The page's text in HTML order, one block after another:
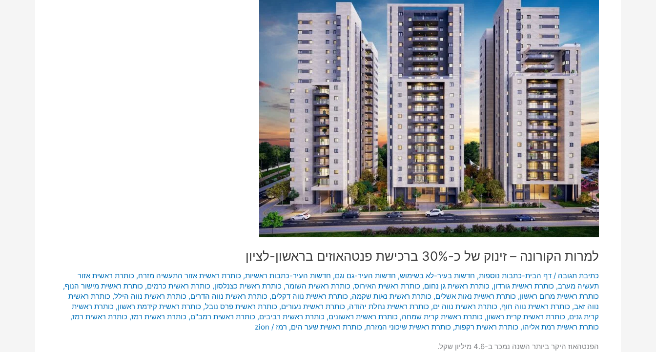
למרות הקורונה – זינוק של כ-30% ברכישת פנטהאוזים בראשון-לציון
כתיבת תגובה / דף הבית-כתבות נוספות, חדשות בעיר-לא בשימוש, חדשות העיר-גם וגם, חדשות העיר-כתבות ראשיות, כותרת ראשית אזור התעשיה מזרח, כותרת ראשית אזור
תעשיה מערב, כותרת ראשית גורדון, כותרת ראשית גן נחום, כותרת ראשית האירוס, כותרת ראשית השומר, כותרת ראשית כצנלסון, כותרת ראשית כרמים, כותרת ראשית מישור הנוף,
כותרת ראשית מרום ראשון, כותרת ראשית נאות אשלים, כותרת ראשית נאות שקמה, כותרת ראשית נווה דקלים, כותרת ראשית נווה הדרים, כותרת ראשית נווה הילל, כותרת ראשית
נווה זאב, כותרת ראשית נווה חוף, כותרת ראשית נווה ים, כותרת ראשית נחלת יהודה, כותרת ראשית נעורים, כותרת ראשית פרס נובל, כותרת ראשית קידמת ראשון, כותרת ראשית
קרית גנים, כותרת ראשית קרית ראשון, כותרת ראשית קרית שמחה, כותרת ראשית ראשונים, כותרת ראשית רביבים, כותרת ראשית רמב"ם, כותרת ראשית רמז, כותרת ראשית רמז,
כותרת ראשית רמת אליהו, כותרת ראשית רקפות, כותרת ראשית שיכוני המזרח, כותרת ראשית שער הים, רמז /
zion
הפנטהאוז היקר ביותר השנה נמכר ב-4.6 מיליון שקל.
של
כ-30%
ברכישת
פנטהאוזים
בראשון-לציון